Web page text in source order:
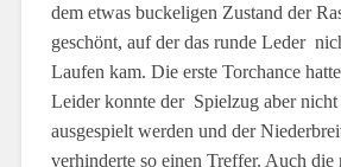
dem etwas buckeligen Zustand der
geschönt, auf der das runde Leder
Laufen kam. Die erste Torchance
Leider konnte der Spielzug aber
ausgespielt werden und der
verhinderte so einen Treffer. Auch die